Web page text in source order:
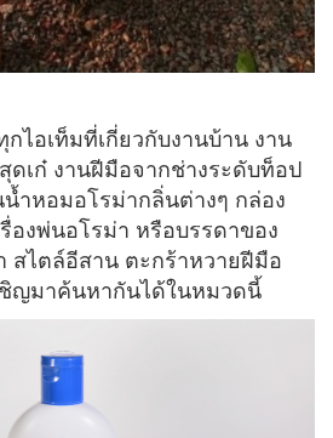
ไอเท็มที่เกี่ยวกับงานบ้าน งาน
ดเก๋ งานฝีมือจากช่างระดับท็อป
ำหอมอโรม่ากลิ่นต่างๆ กล่อง
องพ่นอโรม่า หรือบรรดาของ
สไตล์อีสาน ตะกร้าหวายฝีมือ
ชิญมาค้นหากันได้ในหมวดนี้